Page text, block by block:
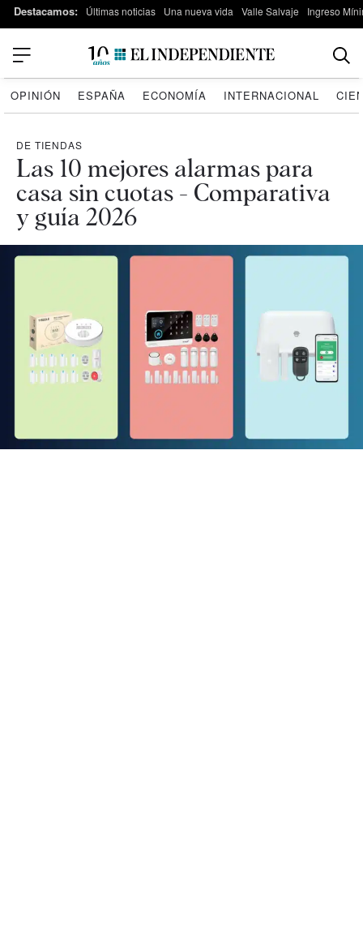
Destacamos: Últimas noticias Una nueva vida Valle Salvaje Ingreso
OPINIÓN ESPAÑA ECONOMÍA INTERNACIONAL
DE TIENDAS
Las 10 mejores alarmas para
casa sin cuotas - Comparativa
y guía 2026